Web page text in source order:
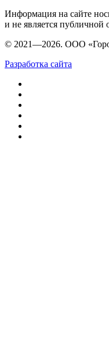
Информация на сайте
и не является публичной
© 2021—2026. ООО
Разработка сайта